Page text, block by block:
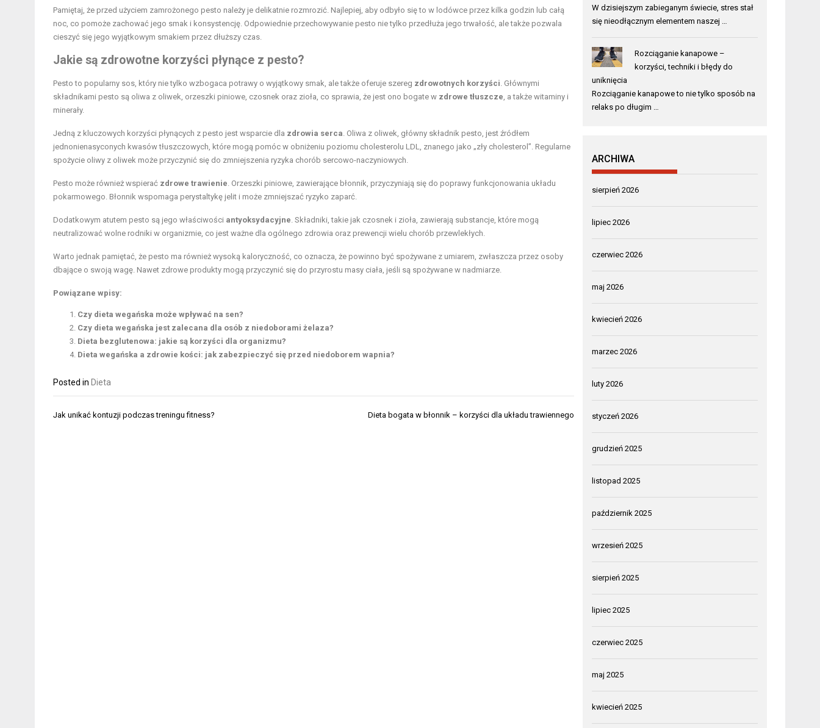
Pamiętaj, że przed użyciem zamrożonego pesto należy je delikatnie rozmrozić. Najlepiej, aby odbyło się to w lodówce przez kilka godzin lub całą
noc, co pomoże zachować jego smak i konsystencję. Odpowiednie przechowywanie pesto nie tylko przedłuża jego trwałość, ale także pozwala
cieszyć się jego wyjątkowym smakiem przez dłuższy czas.
Jakie są zdrowotne korzyści płynące z pesto?
Pesto to popularny sos, który nie tylko wzbogaca potrawy o wyjątkowy smak, ale także oferuje szereg zdrowotnych korzyści. Głównymi
składnikami pesto są oliwa z oliwek, orzeszki piniowe, czosnek oraz zioła, co sprawia, że jest ono bogate w zdrowe tłuszcze, a także witaminy i
minerały.
Jedną z kluczowych korzyści płynących z pesto jest wsparcie dla zdrowia serca. Oliwa z oliwek, główny składnik pesto, jest źródłem
jednonienasyconych kwasów tłuszczowych, które mogą pomóc w obniżeniu poziomu cholesterolu LDL, znanego jako „zły cholesterol”. Regularne
spożycie oliwy z oliwek może przyczynić się do zmniejszenia ryzyka chorób sercowo-naczyniowych.
Pesto może również wspierać zdrowe trawienie. Orzeszki piniowe, zawierające błonnik, przyczyniają się do poprawy funkcjonowania układu
pokarmowego. Błonnik wspomaga perystaltykę jelit i może zmniejszać ryzyko zaparć.
Dodatkowym atutem pesto są jego właściwości antyoksydacyjne. Składniki, takie jak czosnek i zioła, zawierają substancje, które mogą
neutralizować wolne rodniki w organizmie, co jest ważne dla ogólnego zdrowia oraz prewencji wielu chorób przewlekłych.
Warto jednak pamiętać, że pesto ma również wysoką kaloryczność, co oznacza, że powinno być spożywane z umiarem, zwłaszcza przez osoby
dbające o swoją wagę. Nawet zdrowe produkty mogą przyczynić się do przyrostu masy ciała, jeśli są spożywane w nadmiarze.
Powiązane wpisy:
Czy dieta wegańska może wpływać na sen?
Czy dieta wegańska jest zalecana dla osób z niedoborami żelaza?
Dieta bezglutenowa: jakie są korzyści dla organizmu?
Dieta wegańska a zdrowie kości: jak zabezpieczyć się przed niedoborem wapnia?
Posted in Dieta
Nawigacja
Jak unikać kontuzji podczas treningu fitness? Dieta bogata w błonnik – korzyści dla układu trawiennego
W dzisiejszym zabieganym świecie, stres stał
się nieodłącznym elementem naszej …
Rozciąganie kanapowe –
korzyści, techniki i błędy do
uniknięcia
Rozciąganie kanapowe to nie tylko sposób na
relaks po długim …
ARCHIWA
sierpień 2026
lipiec 2026
czerwiec 2026
maj 2026
kwiecień 2026
marzec 2026
luty 2026
styczeń 2026
grudzień 2025
listopad 2025
październik 2025
wrzesień 2025
sierpień 2025
lipiec 2025
czerwiec 2025
maj 2025
kwiecień 2025